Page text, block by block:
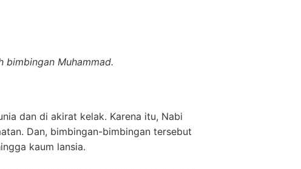
bimbingan Muhammad.
dan di akirat kelak. Karena itu, Nabi
Dan, bimbingan-bimbingan tersebut
kaum lansia.